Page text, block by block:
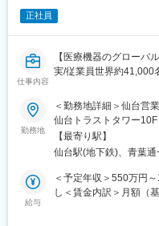
■育成体制
有）、メーカー勉強会
・お客様のご家庭訪問
め、安心して挑戦でき
お客様宅で急を要する
めます。
正社員
仕事内容
【医療機器のグローバ
実/従業員世界約41,000
増員採用】
■業務内容：
医師や医療従事者に対
きます。
＜具体的な業務例＞
・担当製品の提案、技
勤務地
＜勤務地詳細＞仙台営
仙台トラストタワー10F 勤務地最寄駅：JR線／仙台駅受動喫煙対
策：屋内全面禁煙変更
ーク含む）
【最寄り駅】
仙台駅(地下鉄)、青葉
給与
＜予定年収＞550万円
し＜賃金内訳＞月額（